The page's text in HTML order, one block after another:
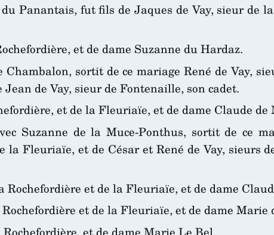
Panantais, fut fils de Jaques de Vay, sieur de
et de dame Suzanne du Hardaz.
Chambalon, sortit de ce mariage René de Vay,
Jean de Vay, sieur de Fontenaille, son cadet.
et de la Fleuriaïe, et de dame Claude
Suzanne de la Muce-Ponthus, sortit de ce
Fleuriaïe, et de César et René de Vay, sieurs
et de la Fleuriaïe, et de dame
et de la Fleuriaïe, et de dame Marie